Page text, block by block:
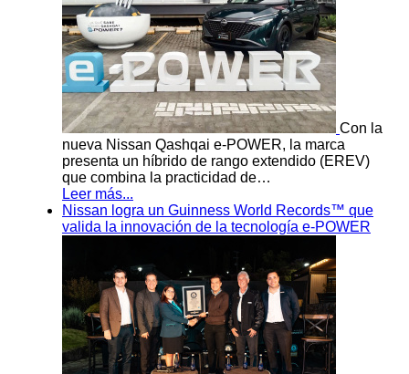
Con la
nueva Nissan Qashqai e-POWER, la marca
presenta un híbrido de rango extendido (EREV)
que combina la practicidad de…
Leer más...
Nissan logra un Guinness World Records™ que
valida la innovación de la tecnología e-POWER